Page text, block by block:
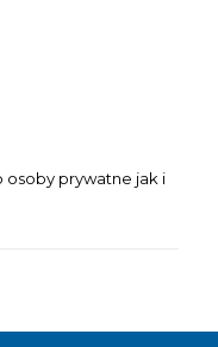
osoby prywatne jak i